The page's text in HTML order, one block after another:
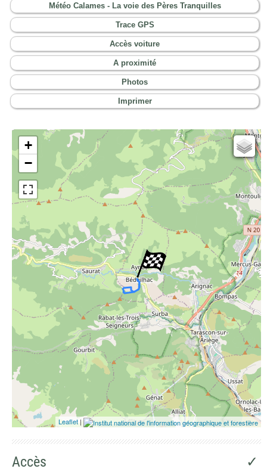
Météo Calames - La voie des Pères Tranquilles
Trace GPS
Accès voiture
A proximité
Photos
Imprimer
+
−
Cartes IGN
Open Topo Map
Open Street Map
ESRI Word Imagery
Photographies aériennes
Leaflet |
Accès ✓